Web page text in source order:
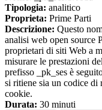
Tipologia: analitico
Proprieta: Prime Parti
Descrizione: Questo
analisi web open source
proprietari di siti Web a
misurare le prestazioni
prefisso _pk_ses è
si ritiene sia un codice
cookie.
Durata: 30 minuti